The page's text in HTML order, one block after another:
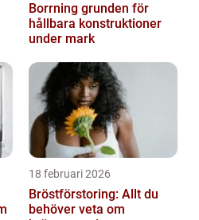
Borrning grunden för
hållbara konstruktioner
under mark
18 februari 2026
Bröstförstoring: Allt du
behöver veta om